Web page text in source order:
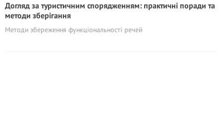
Догляд за туристичним спорядженням: практичні поради та
методи зберігання
Методи збереження функціональності речей